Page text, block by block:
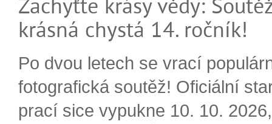
krásná chystá 14. ročník!
Po dvou letech se vrací
fotografická soutěž! Oficiální
prací sice vypukne 10. 10.